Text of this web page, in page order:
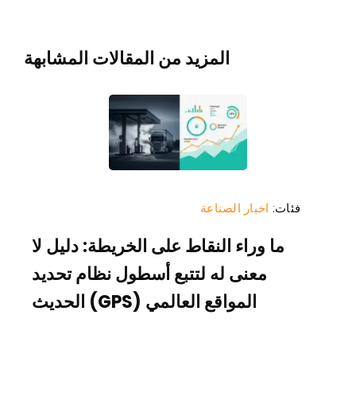
المزيد من المقالات المشابهة
فئات: اخبار الصناعة
ما وراء النقاط على الخريطة: دليل لا
معنى له لتتبع أسطول نظام تحديد
المواقع العالمي (GPS) الحديث